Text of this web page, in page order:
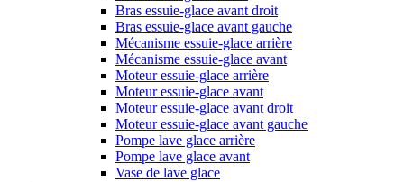
Bras essuie-glace avant droit
Bras essuie-glace avant gauche
Mécanisme essuie-glace arrière
Mécanisme essuie-glace avant
Moteur essuie-glace arrière
Moteur essuie-glace avant
Moteur essuie-glace avant droit
Moteur essuie-glace avant gauche
Pompe lave glace arrière
Pompe lave glace avant
Vase de lave glace